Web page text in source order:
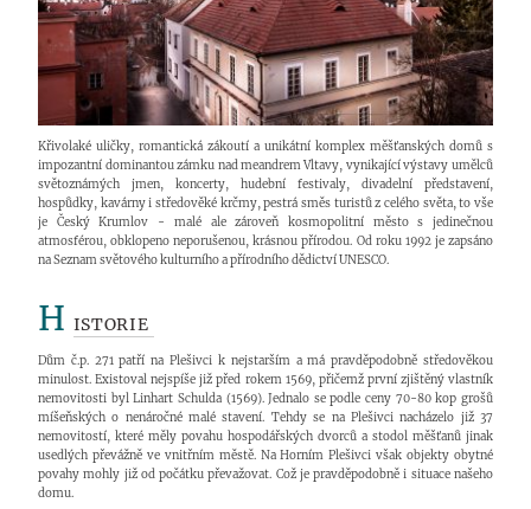
Křivolaké uličky, romantická zákoutí a unikátní komplex měšťanských domů s
impozantní dominantou zámku nad meandrem Vltavy, vynikající výstavy umělců
světoznámých jmen, koncerty, hudební festivaly, divadelní představení,
hospůdky, kavárny i středověké krčmy, pestrá směs turistů z celého světa, to vše
je Český Krumlov - malé ale zároveň kosmopolitní město s jedinečnou
atmosférou, obklopeno neporušenou, krásnou přírodou. Od roku 1992 je zapsáno
na Seznam světového kulturního a přírodního dědictví UNESCO.
H ISTORIE
Dům č.p. 271 patří na Plešivci k nejstarším a má pravděpodobně středověkou
minulost. Existoval nejspíše již před rokem 1569, přičemž první zjištěný vlastník
nemovitosti byl Linhart Schulda (1569). Jednalo se podle ceny 70-80 kop grošů
míšeňských o nenáročné malé stavení. Tehdy se na Plešivci nacházelo již 37
nemovitostí, které měly povahu hospodářských dvorců a stodol měšťanů jinak
usedlých převážně ve vnitřním městě. Na Horním Plešivci však objekty obytné
povahy mohly již od počátku převažovat. Což je pravděpodobně i situace našeho
domu.